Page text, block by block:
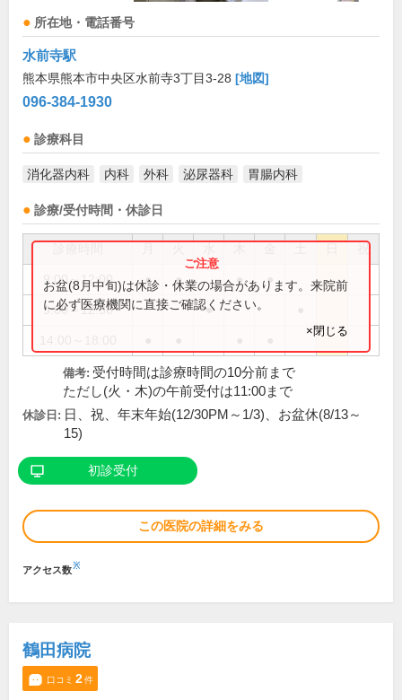
所在地・電話番号
水前寺駅
熊本県熊本市中央区水前寺3丁目3-28 [地図]
096-384-1930
診療科目
消化器内科 内科 外科 泌尿器科 胃腸内科
診療/受付時間・休診日
祝
9:00～12:00 ● ● ● ●
9:00～12:30 ●
お盆(8月中旬)は休診・休業の場合があります。来院前
に必ず医療機関に直接ご確認ください。
×閉じる
備考: 受付時間は診療時間の10分前まで
ただし(火・木)の午前受付は11:00まで
休診日: 日、祝、年末年始(12/30PM～1/3)、お盆休(8/13～
15)
初診受付
この医院の詳細をみる
アクセス数※
鶴田病院
口コミ 2件